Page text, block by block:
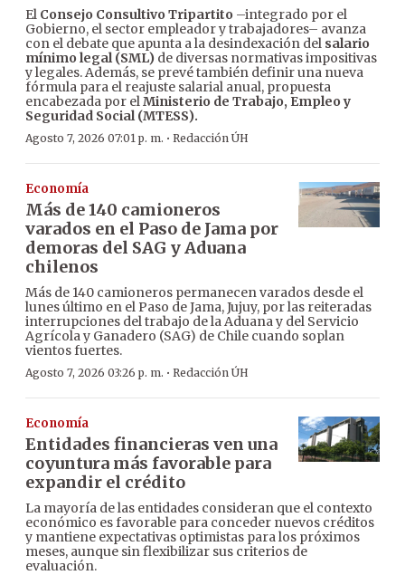
El Consejo Consultivo Tripartito –integrado por el
Gobierno, el sector empleador y trabajadores– avanza
con el debate que apunta a la desindexación del salario
mínimo legal (SML) de diversas normativas impositivas
y legales. Además, se prevé también definir una nueva
fórmula para el reajuste salarial anual, propuesta
encabezada por elMinisterio de Trabajo, Empleo y
Seguridad Social (MTESS).
Agosto 7, 2026 07:01 p. m. · Redacción ÚH
Economía
Más de 140 camioneros
varados en el Paso de Jama por
demoras del SAG y Aduana
chilenos
Más de 140 camioneros permanecen varados desde el
lunes último en el Paso de Jama, Jujuy, por las reiteradas
interrupciones del trabajo de la Aduana y del Servicio
Agrícola y Ganadero (SAG) de Chile cuando soplan
vientos fuertes.
Agosto 7, 2026 03:26 p. m. · Redacción ÚH
Economía
Entidades financieras ven una
coyuntura más favorable para
expandir el crédito
La mayoría de las entidades consideran que el contexto
económico es favorable para conceder nuevos créditos
y mantiene expectativas optimistas para los próximos
meses, aunque sin flexibilizar sus criterios de
evaluación.